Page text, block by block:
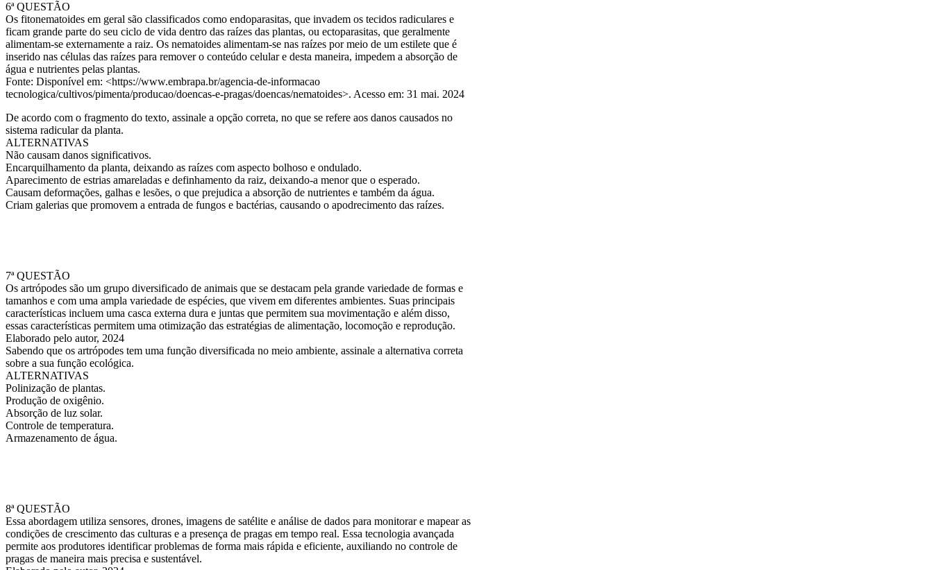
6ª QUESTÃO
Os fitonematoides em geral são classificados como endoparasitas, que invadem os tecidos radiculares e
ficam grande parte do seu ciclo de vida dentro das raízes das plantas, ou ectoparasitas, que geralmente
alimentam-se externamente a raiz. Os nematoides alimentam-se nas raízes por meio de um estilete que é
inserido nas células das raízes para remover o conteúdo celular e desta maneira, impedem a absorção de
água e nutrientes pelas plantas.
Fonte: Disponível em: <https://www.embrapa.br/agencia-de-informacao
tecnologica/cultivos/pimenta/producao/doencas-e-pragas/doencas/nematoides>. Acesso em: 31 mai. 2024
De acordo com o fragmento do texto, assinale a opção correta, no que se refere aos danos causados no
sistema radicular da planta.
ALTERNATIVAS
Não causam danos significativos.
Encarquilhamento da planta, deixando as raízes com aspecto bolhoso e ondulado.
Aparecimento de estrias amareladas e definhamento da raiz, deixando-a menor que o esperado.
Causam deformações, galhas e lesões, o que prejudica a absorção de nutrientes e também da água.
Criam galerias que promovem a entrada de fungos e bactérias, causando o apodrecimento das raízes.
7ª QUESTÃO
Os artrópodes são um grupo diversificado de animais que se destacam pela grande variedade de formas e
tamanhos e com uma ampla variedade de espécies, que vivem em diferentes ambientes. Suas principais
características incluem uma casca externa dura e juntas que permitem sua movimentação e além disso,
essas características permitem uma otimização das estratégias de alimentação, locomoção e reprodução.
Elaborado pelo autor, 2024
Sabendo que os artrópodes tem uma função diversificada no meio ambiente, assinale a alternativa correta
sobre a sua função ecológica.
ALTERNATIVAS
Polinização de plantas.
Produção de oxigênio.
Absorção de luz solar.
Controle de temperatura.
Armazenamento de água.
8ª QUESTÃO
Essa abordagem utiliza sensores, drones, imagens de satélite e análise de dados para monitorar e mapear as
condições de crescimento das culturas e a presença de pragas em tempo real. Essa tecnologia avançada
permite aos produtores identificar problemas de forma mais rápida e eficiente, auxiliando no controle de
pragas de maneira mais precisa e sustentável.